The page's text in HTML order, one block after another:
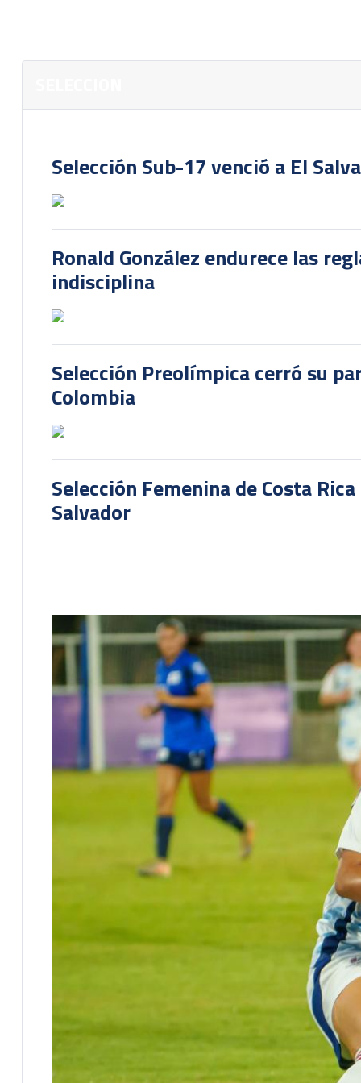
Selección Sub-17 venció a El
Ronald González endurece las
indisciplina
Selección Preolímpica cerró su
Colombia
Selección Femenina de Costa
Salvador